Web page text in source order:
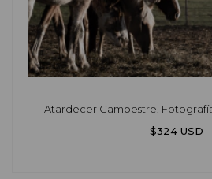
Atardecer Campestre,
$324 USD